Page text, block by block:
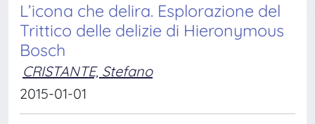
L’icona che delira. Esplorazione del
Trittico delle delizie di Hieronymous
Bosch
CRISTANTE, Stefano
2015-01-01